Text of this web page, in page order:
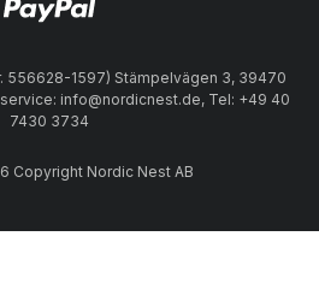
556628-1597) Stämpelvägen 3, 39470
info@nordicnest.de, Tel: +49 40
7430 3734
Copyright Nordic Nest AB